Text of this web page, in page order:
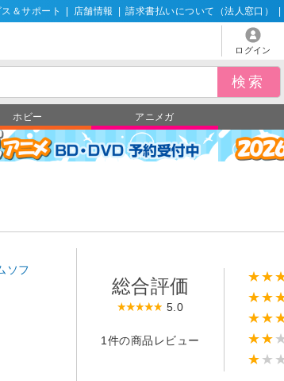
＆サポート 店舗情報 請求書払いについて（法人窓口）
ログイン
ホビー アニメガ
ソフ
総合評価
5.0
1件の商品レビュー